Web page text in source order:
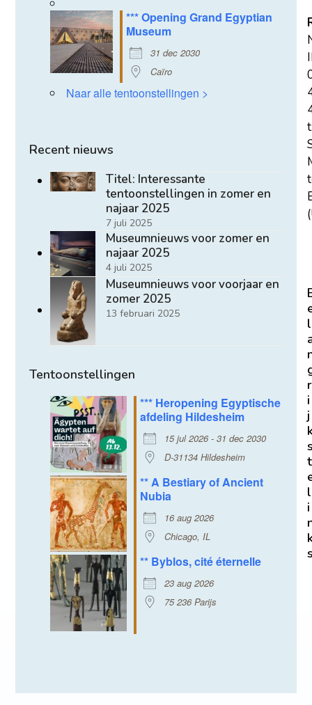
*** Opening Grand Egyptian
Museum
31 dec 2030
Caïro
Naar alle tentoonstellingen >
Recent nieuws
Titel: Interessante
tentoonstellingen in zomer en
najaar 2025
7 juli 2025
Museumnieuws voor zomer en
najaar 2025
4 juli 2025
Museumnieuws voor voorjaar en
zomer 2025
13 februari 2025
Tentoonstellingen
*** Heropening Egyptische
afdeling Hildesheim
15 jul 2026 - 31 dec 2030
D-31134 Hildesheim
** A Bestiary of Ancient
Nubia
16 aug 2026
Chicago, IL
** Byblos, cité éternelle
23 aug 2026
75 236 Parijs
l
r
i
j
t
l
i